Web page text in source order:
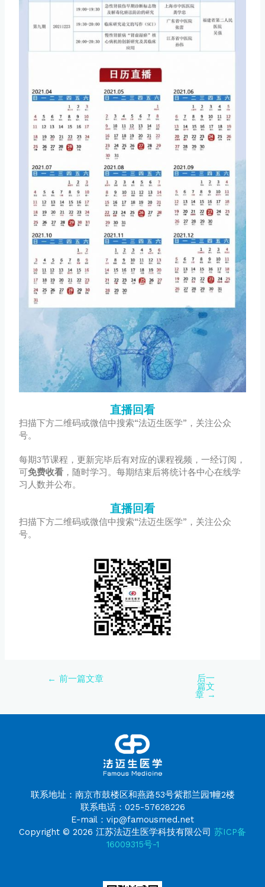
直播回看
扫描下方二维码或微信中搜索“法迈生医学”，关注公众
号。
每期3节课程，更新完毕后有对应的课程视频，一经订阅，
可免费收看 ，随时学习。每期结束后将统计各中心在线学
习人数并公布。
直播回看
扫描下方二维码或微信中搜索“法迈生医学”，关注公众
号。
← 前一篇文章 后一
篇文
章 →
联系地址：南京市鼓楼区和燕路53号紫郡兰园1幢2楼
联系电话：025-57628226
E-mail：vip@famousmed.net
Copyright © 2026 江苏法迈生医学科技有限公司 苏ICP备
16009315号-1